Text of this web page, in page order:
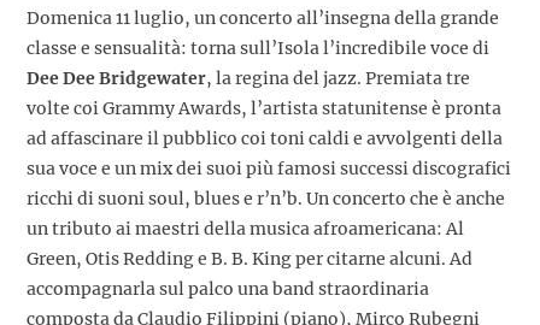
Domenica 11 luglio, un concerto all’insegna della grande
classe e sensualità: torna sull’Isola l’incredibile voce di
Dee Dee Bridgewater, la regina del jazz. Premiata tre
volte coi Grammy Awards, l’artista statunitense è pronta
ad affascinare il pubblico coi toni caldi e avvolgenti della
sua voce e un mix dei suoi più famosi successi discografici
ricchi di suoni soul, blues e r’n’b. Un concerto che è anche
un tributo ai maestri della musica afroamericana: Al
Green, Otis Redding e B. B. King per citarne alcuni. Ad
accompagnarla sul palco una band straordinaria
composta da Claudio Filippini (piano), Mirco Rubegni